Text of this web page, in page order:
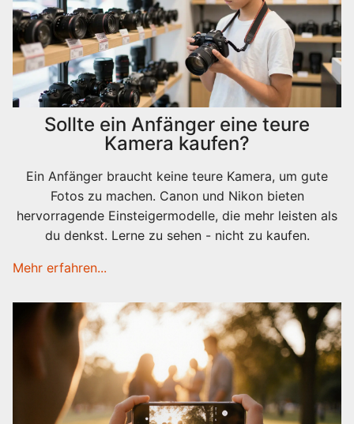
Sollte ein Anfänger eine teure
Kamera kaufen?
Ein Anfänger braucht keine teure Kamera, um gute
Fotos zu machen. Canon und Nikon bieten
hervorragende Einsteigermodelle, die mehr leisten als
du denkst. Lerne zu sehen - nicht zu kaufen.
Mehr erfahren...